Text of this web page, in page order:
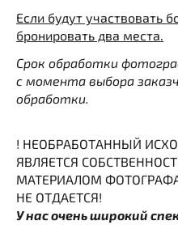
Если будут участвовать
бронировать два места.
Срок обработки
с момента выбора
обработки.
! НЕОБРАБОТАННЫЙ
ЯВЛЯЕТСЯ
МАТЕРИАЛОМ
НЕ ОТДАЕТСЯ!
У нас очень широкий